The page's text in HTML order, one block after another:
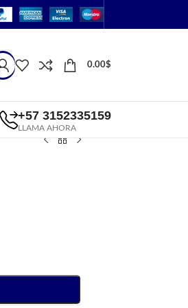
0.00$
+57 3152335159
LLAMA AHORA